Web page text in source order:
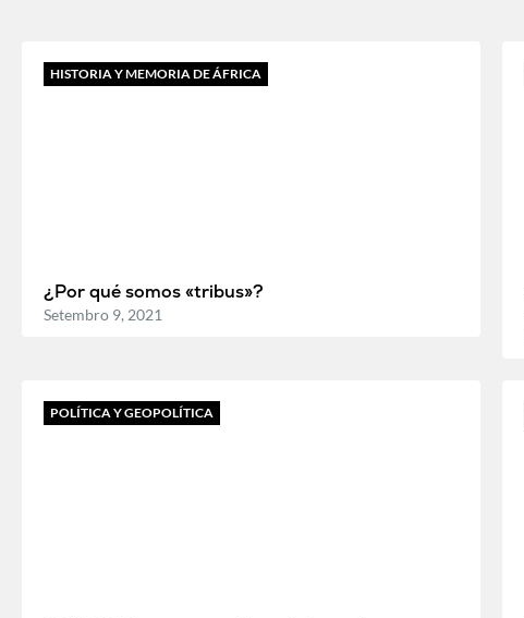
HISTORIA Y MEMORIA DE ÁFRICA
¿Por qué somos «tribus»?
Setembro 9, 2021
POLÍTICA Y GEOPOLÍTICA